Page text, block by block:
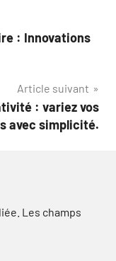
: Innovations
Article suivant
: variez vos
avec simplicité.
Les champs